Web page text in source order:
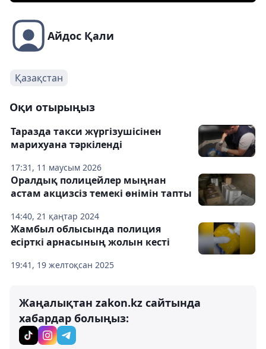
Айдос Қали
Қазақстан
Оқи отырыңыз
17:31, 11 маусым 2026
Таразда такси жүргізушісінен
марихуана тәркіленді
14:40, 21 қаңтар 2024
Оралдық полицейлер мыңнан
астам акцизсіз темекі өнімін тапты
19:41, 19 желтоқсан 2025
Жамбыл облысында полиция
есірткі арнасының жолын кесті
Жаңалықтан zakon.kz сайтында
хабардар болыңыз: